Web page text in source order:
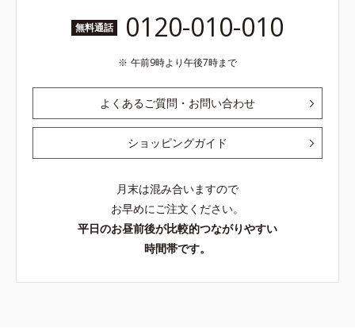
無料通話 0120-010-010
午前9時より午後7時まで
よくあるご質問・お問い合わせ
ショッピングガイド
月末は混み合いますので
お早めにご注文ください。
平日のお昼前後が比較的つながりやすい
時間帯です。